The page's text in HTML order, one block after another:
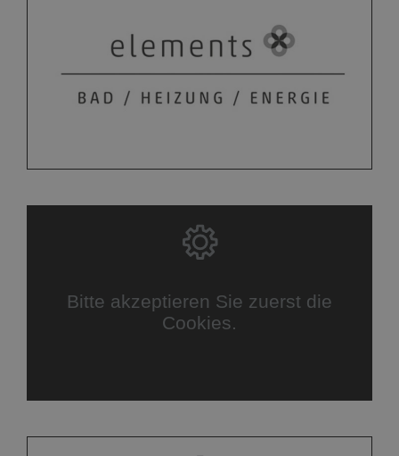
Bitte akzeptieren Sie zuerst die
Cookies.